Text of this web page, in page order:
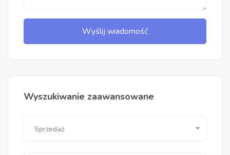
Wyślij wiadomość
Wyszukiwanie zaawansowane
Sprzedaż